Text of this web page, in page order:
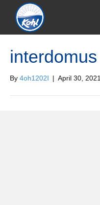
interdomus
By 4oh1202I | April 30, 2021